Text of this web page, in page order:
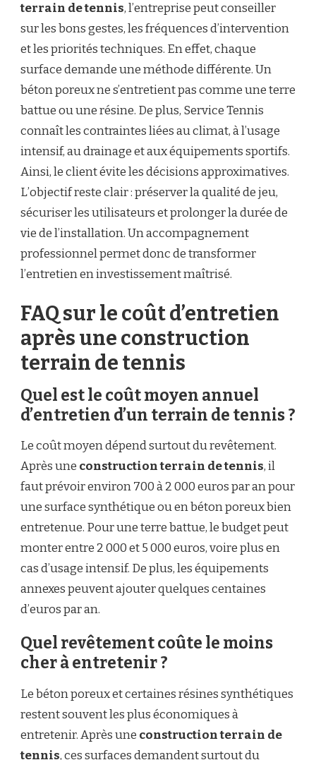
terrain de tennis, l’entreprise peut conseiller
sur les bons gestes, les fréquences d’intervention
et les priorités techniques. En effet, chaque
surface demande une méthode différente. Un
béton poreux ne s’entretient pas comme une terre
battue ou une résine. De plus, Service Tennis
connaît les contraintes liées au climat, à l’usage
intensif, au drainage et aux équipements sportifs.
Ainsi, le client évite les décisions approximatives.
L’objectif reste clair : préserver la qualité de jeu,
sécuriser les utilisateurs et prolonger la durée de
vie de l’installation. Un accompagnement
professionnel permet donc de transformer
l’entretien en investissement maîtrisé.
FAQ sur le coût d’entretien
après une construction
terrain de tennis
Quel est le coût moyen annuel
d’entretien d’un terrain de tennis ?
Le coût moyen dépend surtout du revêtement.
Après une construction terrain de tennis, il
faut prévoir environ 700 à 2 000 euros par an pour
une surface synthétique ou en béton poreux bien
entretenue. Pour une terre battue, le budget peut
monter entre 2 000 et 5 000 euros, voire plus en
cas d’usage intensif. De plus, les équipements
annexes peuvent ajouter quelques centaines
d’euros par an.
Quel revêtement coûte le moins
cher à entretenir ?
Le béton poreux et certaines résines synthétiques
restent souvent les plus économiques à
entretenir. Après une construction terrain de
tennis, ces surfaces demandent surtout du